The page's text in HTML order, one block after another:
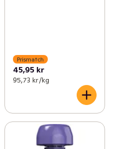
Prismatch
45,95 kr
95,73 kr /kg